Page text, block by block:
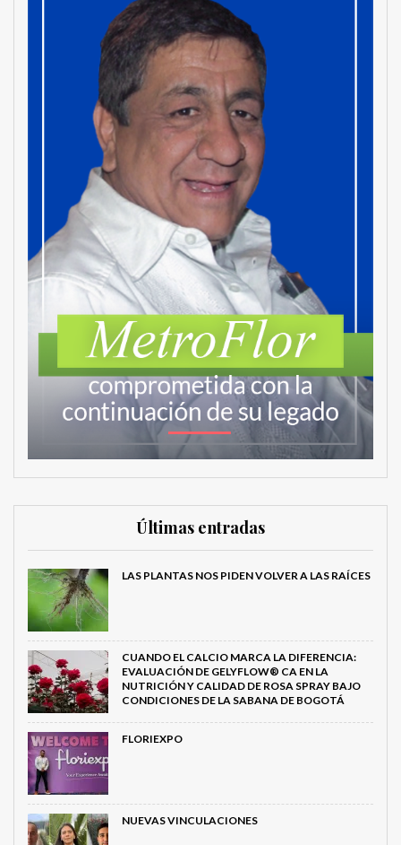
Últimas entradas
LAS PLANTAS NOS PIDEN VOLVER A LAS RAÍCES
CUANDO EL CALCIO MARCA LA DIFERENCIA:
EVALUACIÓN DE GELYFLOW® CA EN LA
NUTRICIÓN Y CALIDAD DE ROSA SPRAY BAJO
CONDICIONES DE LA SABANA DE BOGOTÁ
FLORIEXPO
NUEVAS VINCULACIONES